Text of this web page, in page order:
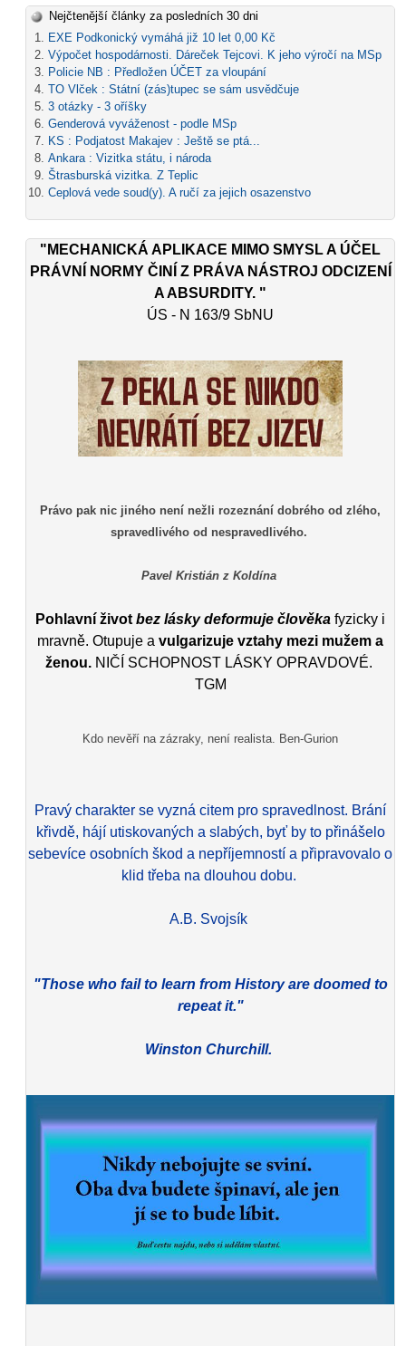
Nejčtenější články za posledních 30 dni
EXE Podkonický vymáhá již 10 let 0,00 Kč
Výpočet hospodárnosti. Dáreček Tejcovi. K jeho výročí na MSp
Policie NB : Předložen ÚČET za vloupání
TO Vlček : Státní (zás)tupec se sám usvědčuje
3 otázky - 3 oříšky
Genderová vyváženost - podle MSp
KS : Podjatost Makajev : Ještě se ptá...
Ankara : Vizitka státu, i národa
Štrasburská vizitka. Z Teplic
Ceplová vede soud(y). A ručí za jejich osazenstvo
"MECHANICKÁ APLIKACE MIMO SMYSL A ÚČEL
PRÁVNÍ NORMY ČINÍ Z PRÁVA NÁSTROJ ODCIZENÍ
A ABSURDITY. "
ÚS - N 163/9 SbNU
Právo pak nic jiného není nežli rozeznání dobrého od zlého,
spravedlivého od nespravedlivého.
Pavel Kristián z Koldína
Pohlavní život bez lásky deformuje člověka fyzicky i
mravně. Otupuje avulgarizuje vztahy mezi mužem a
ženou. NIČÍ SCHOPNOST LÁSKY OPRAVDOVÉ.
TGM
Kdo nevěří na zázraky, není realista. Ben-Gurion
Pravý charakter se vyzná citem pro spravedlnost. Brání
křivdě, hájí utiskovaných a slabých, byť by to přinášelo
sebevíce osobních škod a nepříjemností a připravovalo o
klid třeba na dlouhou dobu.
A.B. Svojsík
"Those who fail to learn from History are doomed to
repeat it."
Winston Churchill.